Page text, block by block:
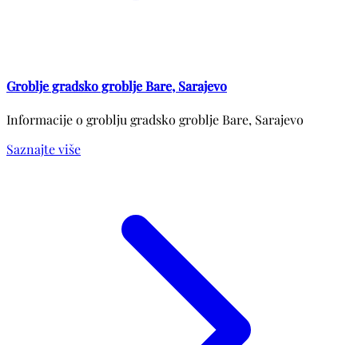
Groblje gradsko groblje Bare, Sarajevo
Informacije o groblju gradsko groblje Bare, Sarajevo
Saznajte više